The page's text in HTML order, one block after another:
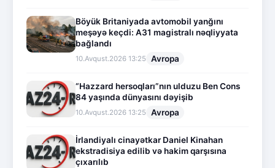
Böyük Britaniyada avtomobil yanğını
meşəyə keçdi: A31 magistralı nəqliyyata
bağlandı
10.Avqust.2026 13:25 Avropa
“Hazzard hersoqları”nın ulduzu Ben Cons
84 yaşında dünyasını dəyişib
10.Avqust.2026 13:25 Avropa
İrlandiyalı cinayətkar Daniel Kinahan
ekstradisiya edilib və hakim qarşısına
çıxarılıb